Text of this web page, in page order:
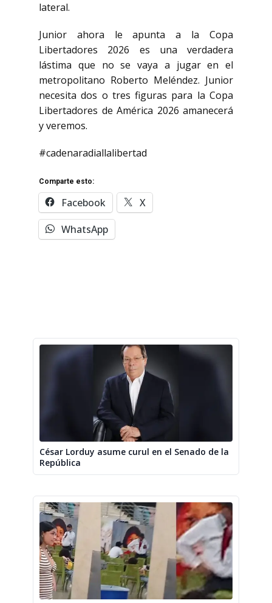
lateral.
Junior ahora le apunta a la Copa
Libertadores 2026 es una verdadera
lástima que no se vaya a jugar en el
metropolitano Roberto Meléndez. Junior
necesita dos o tres figuras para la Copa
Libertadores de América 2026 amanecerá
y veremos.
#cadenaradiallalibertad
Comparte esto:
Facebook
X
WhatsApp
César Lorduy asume curul en el Senado de la
República